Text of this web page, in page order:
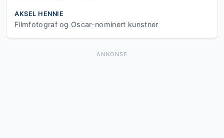
AKSEL HENNIE
Filmfotograf og Oscar-nominert kunstner
ANNONSE